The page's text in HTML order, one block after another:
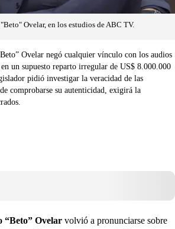
Ovelar, en los estudios de ABC TV.
Ovelar negó cualquier vínculo con los audios
un supuesto reparto irregular de US$ 8.000.000
pidió investigar la veracidad de las
comprobarse su autenticidad, exigirá la
“Beto” Ovelar volvió a pronunciarse sobre